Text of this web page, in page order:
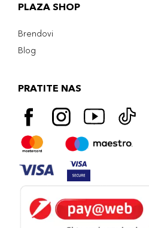
PLAZA SHOP
Brendovi
Blog
PRATITE NAS